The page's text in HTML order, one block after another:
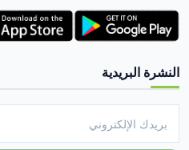
النشرة البريدية